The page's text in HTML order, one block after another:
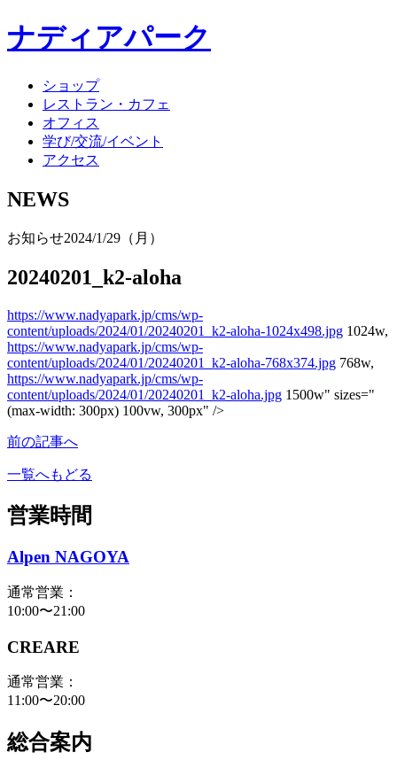
ナディアパーク
ショップ
レストラン・カフェ
オフィス
学び/交流/イベント
アクセス
NEWS
お知らせ2024/1/29（月）
20240201_k2-aloha
https://www.nadyapark.jp/cms/wp-
content/uploads/2024/01/20240201_k2-aloha-1024x498.jpg 1024w,
https://www.nadyapark.jp/cms/wp-
content/uploads/2024/01/20240201_k2-aloha-768x374.jpg 768w,
https://www.nadyapark.jp/cms/wp-
content/uploads/2024/01/20240201_k2-aloha.jpg 1500w" sizes="
(max-width: 300px) 100vw, 300px" />
前の記事へ
一覧へもどる
営業時間
Alpen NAGOYA
通常営業：
10:00〜21:00
CREARE
通常営業：
11:00〜20:00
総合案内